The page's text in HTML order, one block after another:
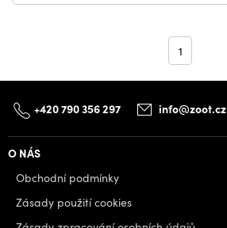
1
+420 790 356 297 info@zoot.cz
O NÁS
Obchodní podmínky
Zásady použití cookies